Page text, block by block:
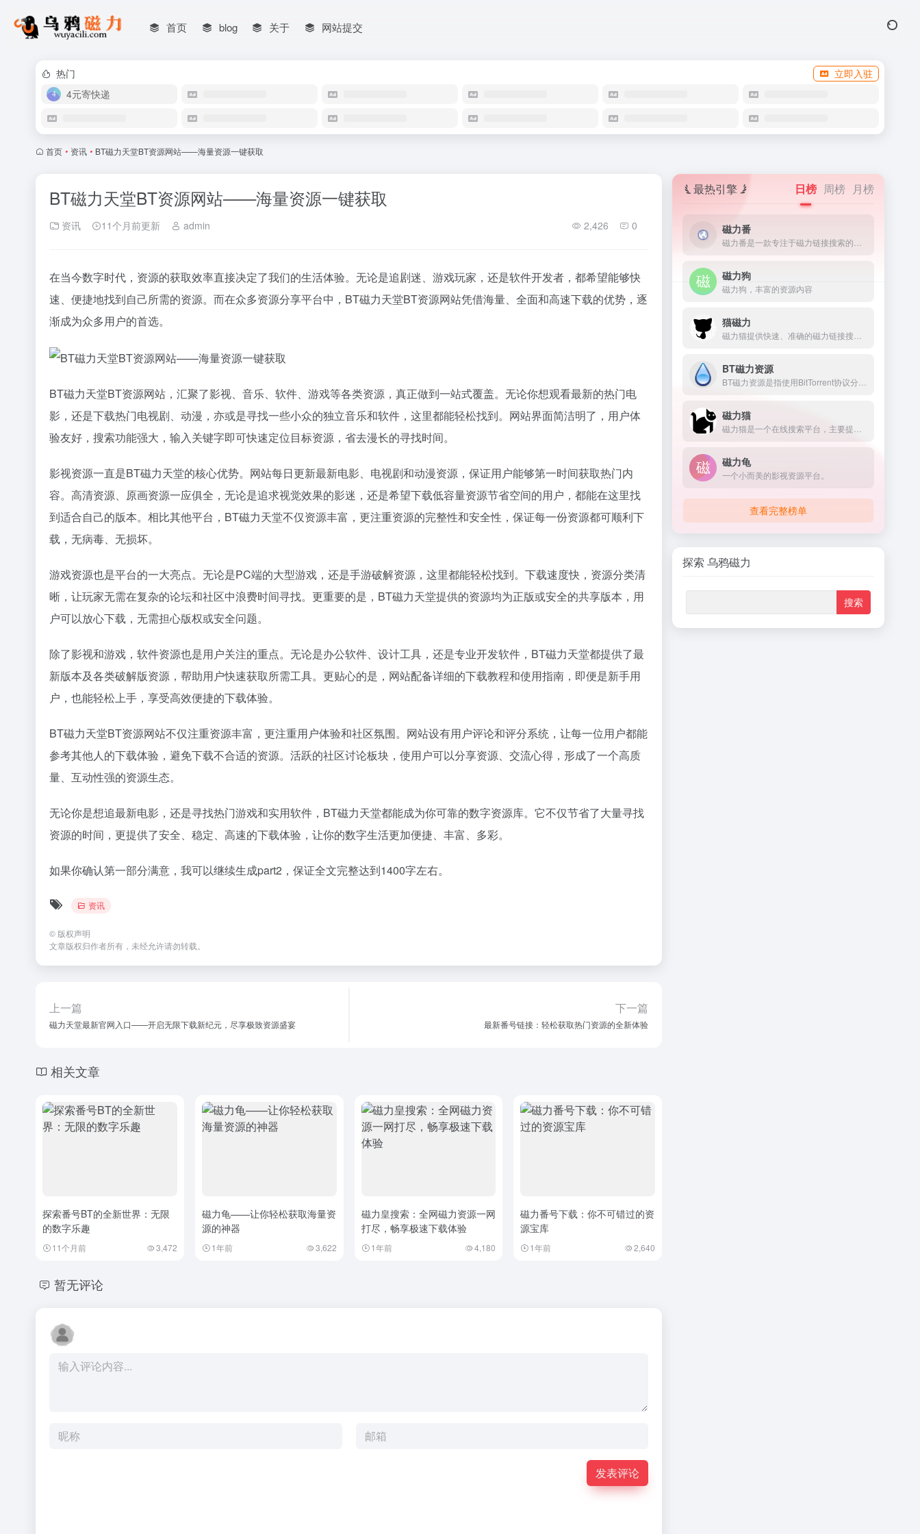
首页 blog 关于 网站提交
热门
立即入驻
4元寄快递
首页 • 资讯 • BT磁力天堂BT资源网站——海量资源一键获取
BT磁力天堂BT资源网站——海量资源一键获取
资讯 11个月前更新 admin 2,426 0
在当今数字时代，资源的获取效率直接决定了我们的生活体验。无论是追剧迷、游戏玩家，还是软件开发者，都希望能够快
速、便捷地找到自己所需的资源。而在众多资源分享平台中，BT磁力天堂BT资源网站凭借海量、全面和高速下载的优势，逐
渐成为众多用户的首选。
BT磁力天堂BT资源网站，汇聚了影视、音乐、软件、游戏等各类资源，真正做到一站式覆盖。无论你想观看最新的热门电
影，还是下载热门电视剧、动漫，亦或是寻找一些小众的独立音乐和软件，这里都能轻松找到。网站界面简洁明了，用户体
验友好，搜索功能强大，输入关键字即可快速定位目标资源，省去漫长的寻找时间。
影视资源一直是BT磁力天堂的核心优势。网站每日更新最新电影、电视剧和动漫资源，保证用户能够第一时间获取热门内
容。高清资源、原画资源一应俱全，无论是追求视觉效果的影迷，还是希望下载低容量资源节省空间的用户，都能在这里找
到适合自己的版本。相比其他平台，BT磁力天堂不仅资源丰富，更注重资源的完整性和安全性，保证每一份资源都可顺利下
载，无病毒、无损坏。
游戏资源也是平台的一大亮点。无论是PC端的大型游戏，还是手游破解资源，这里都能轻松找到。下载速度快，资源分类清
晰，让玩家无需在复杂的论坛和社区中浪费时间寻找。更重要的是，BT磁力天堂提供的资源均为正版或安全的共享版本，用
户可以放心下载，无需担心版权或安全问题。
除了影视和游戏，软件资源也是用户关注的重点。无论是办公软件、设计工具，还是专业开发软件，BT磁力天堂都提供了最
新版本及各类破解版资源，帮助用户快速获取所需工具。更贴心的是，网站配备详细的下载教程和使用指南，即便是新手用
户，也能轻松上手，享受高效便捷的下载体验。
BT磁力天堂BT资源网站不仅注重资源丰富，更注重用户体验和社区氛围。网站设有用户评论和评分系统，让每一位用户都能
参考其他人的下载体验，避免下载不合适的资源。活跃的社区讨论板块，使用户可以分享资源、交流心得，形成了一个高质
量、互动性强的资源生态。
无论你是想追最新电影，还是寻找热门游戏和实用软件，BT磁力天堂都能成为你可靠的数字资源库。它不仅节省了大量寻找
资源的时间，更提供了安全、稳定、高速的下载体验，让你的数字生活更加便捷、丰富、多彩。
如果你确认第一部分满意，我可以继续生成part2，保证全文完整达到1400字左右。
资讯
© 版权声明
文章版权归作者所有，未经允许请勿转载。
上一篇
磁力天堂最新官网入口——开启无限下载新纪元，尽享极致资源盛宴
下一篇
最新番号链接：轻松获取热门资源的全新体验
相关文章
探索番号BT的全新世界：无限
的数字乐趣
11个月前 3,472
磁力龟——让你轻松获取海量资
源的神器
1年前 3,622
磁力皇搜索：全网磁力资源一网
打尽，畅享极速下载体验
1年前 4,180
磁力番号下载：你不可错过的资
源宝库
1年前 2,640
暂无评论
发表评论
最热引擎 日榜 周榜 月榜
磁力番
磁力狗
磁力狗，丰富的资源内容
猫磁力
BT磁力资源
磁力猫
磁力龟
一个小而美的影视资源平台。
查看完整榜单
探索 乌鸦磁力